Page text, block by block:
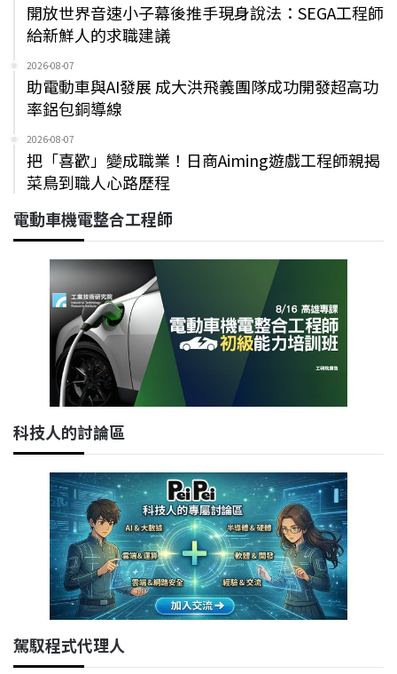
開放世界音速小子幕後推手現身說法：SEGA工程師
給新鮮人的求職建議
2026-08-07
助電動車與AI發展 成大洪飛義團隊成功開發超高功
率鋁包銅導線
2026-08-07
把「喜歡」變成職業！日商Aiming遊戲工程師親揭
菜鳥到職人心路歷程
電動車機電整合工程師
科技人的討論區
駕馭程式代理人